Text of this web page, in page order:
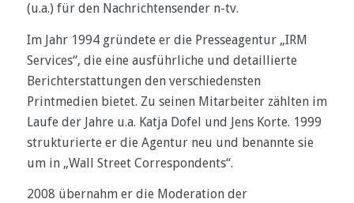
(u.a.) für den Nachrichtensender n-tv.
Im Jahr 1994 gründete er die Presseagentur „IRM
Services“, die eine ausführliche und detaillierte
Berichterstattungen den verschiedensten
Printmedien bietet. Zu seinen Mitarbeiter zählten im
Laufe der Jahre u.a. Katja Dofel und Jens Korte. 1999
strukturierte er die Agentur neu und benannte sie
um in „Wall Street Correspondents“.
2008 übernahm er die Moderation der